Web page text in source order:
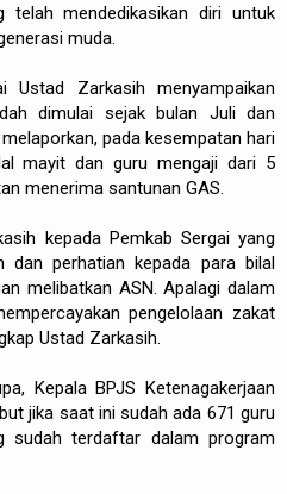
telah mendedikasikan diri untuk
muda.
Ustad Zarkasih menyampaikan
dimulai sejak bulan Juli dan
pada kesempatan hari
mayit dan guru mengaji dari 5
menerima santunan GAS.
kepada Pemkab Sergai yang
dan perhatian kepada para bilal
melibatkan ASN. Apalagi dalam
pengelolaan zakat
Ustad Zarkasih.
Kepala BPJS Ketenagakerjaan
jika saat ini sudah ada 671 guru
sudah terdaftar dalam program